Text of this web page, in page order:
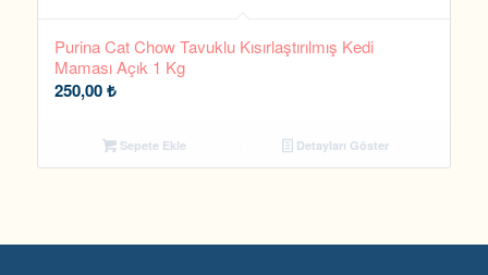
Purina Cat Chow Tavuklu Kısırlaştırılmış Kedi
Maması Açık 1 Kg
250,00₺
Sepete Ekle Detayları Göster